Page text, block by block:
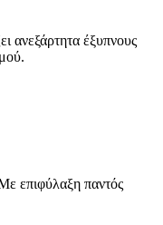
ανεξάρτητα έξυπνους
επιφύλαξη παντός